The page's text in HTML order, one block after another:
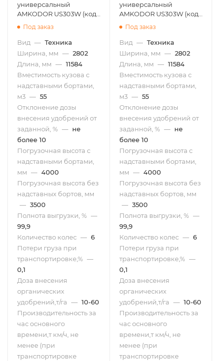
универсальный
AMKODOR US303W (код
№0004)
Под заказ
Вид — Техника
Ширина, мм — 2802
Длина, мм — 11584
Вместимость кузова с
надставными бортами,
м3 — 55
Отклонение дозы
внесения удобрений от
заданной, % — не
более 10
Погрузочная высота с
надставными бортами,
мм — 4000
Погрузочная высота без
надставных бортов, мм
— 3500
Полнота выгрузки, % —
99,9
Количество колес — 6
Потери груза при
транспортировке,% —
0,1
Доза внесения
органических
удобрений,т/га — 10-60
Производительность за
час основного
времени,т км/ч, не
менее (при
транспортировке
универсальный
AMKODOR US303W (код
№0003)
Под заказ
Вид — Техника
Ширина, мм — 2802
Длина, мм — 11584
Вместимость кузова с
надставными бортами,
м3 — 55
Отклонение дозы
внесения удобрений от
заданной, % — не
более 10
Погрузочная высота с
надставными бортами,
мм — 4000
Погрузочная высота без
надставных бортов, мм
— 3500
Полнота выгрузки, % —
99,9
Количество колес — 6
Потери груза при
транспортировке,% —
0,1
Доза внесения
органических
удобрений,т/га — 10-60
Производительность за
час основного
времени,т км/ч, не
менее (при
транспортировке